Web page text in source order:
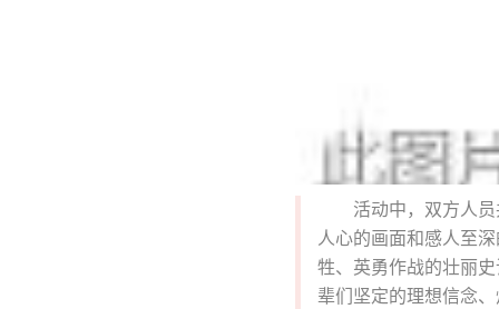
活动中，双方人
人心的画面和感人至
牲、英勇作战的壮丽
辈们坚定的理想信念